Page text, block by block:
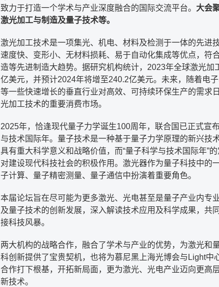
致力于打造一个学术与产业深度融合的国际交流平台。 大会
激光加工与制造及量子技术等。
激光加工技术是一项集光、机电、材料及检测于一体的先进
速度快、变形小、无材料损耗、易于自动化集成等优点，符
造等先进制造大趋势。据研究机构统计，2023年全球激光加
亿美元，并预计2024年将增至240.2亿美元。未来，随着电
等一些快速增长的垂直行业对高效、可持续环保生产的需求
光加工技术的重要消费市场。
2025年，恰逢现代量子力学诞生100周年，联合国已正式宣
与技术国际年。量子技术是一种基于量子力学原理的新兴技
具有重大科学意义和战略价值，而“量子科学与技术国际年”
对建设现代科技社会的积极作用。激光器作为量子科技中的
子计算、量子精密测量、量子通信中扮演着重要角色。
本届论坛旨在尽可能为更多激光、光电甚至是量子产业内专
及量子技术的创新发展，深入解读技术应用及科学成果，共
接科技风暴。
两大机构的战略合作，融合了学术与产业的优势，为激光和
科创新提供了宝贵契机，也将为慕尼黑上海光博会与Light中
合作打下根基，开拓新局面，更为激光、光电产业迈向更高
新技术。